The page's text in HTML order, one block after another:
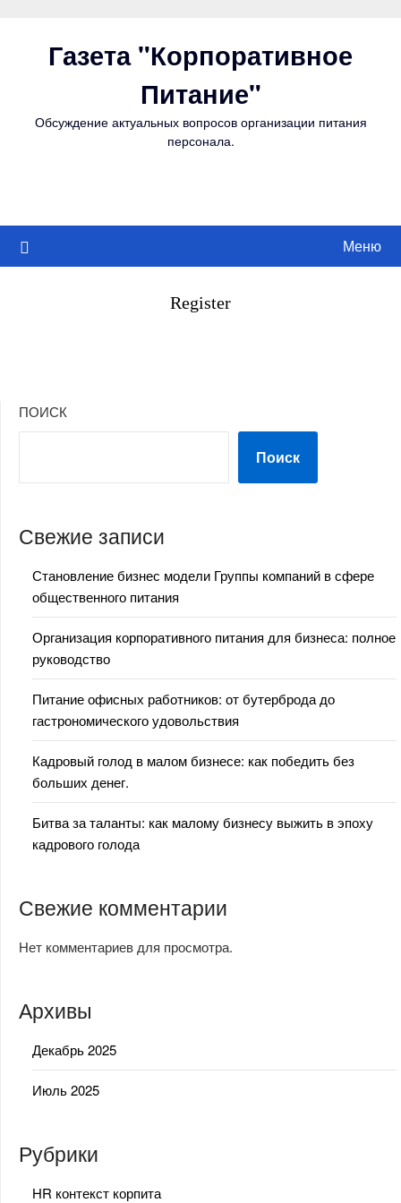
содержимомуГазета "Корпоративное
Питание"
Обсуждение актуальных вопросов организации питания
персонала.
Меню
Register
ПОИСК
Поиск
Свежие записи
Становление бизнес модели Группы компаний в сфере
общественного питания
Организация корпоративного питания для бизнеса: полное
руководство
Питание офисных работников: от бутерброда до
гастрономического удовольствия
Кадровый голод в малом бизнесе: как победить без
больших денег.
Битва за таланты: как малому бизнесу выжить в эпоху
кадрового голода
Свежие комментарии
Нет комментариев для просмотра.
Архивы
Декабрь 2025
Июль 2025
Рубрики
HR контекст корпита